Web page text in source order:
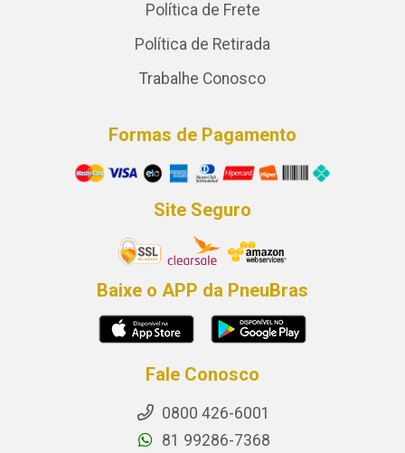
Política de Frete
Política de Retirada
Trabalhe Conosco
Formas de Pagamento
Site Seguro
Baixe o APP da PneuBras
Fale Conosco
0800 426-6001
81 99286-7368